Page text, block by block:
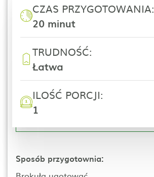
CZAS PRZYGOTOWANIA:
20 minut
TRUDNOŚĆ:
Łatwa
ILOŚĆ PORCJI:
1
Sposób przygotownia: